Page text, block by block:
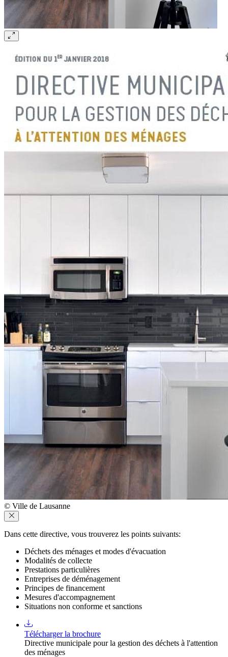
© Ville de Lausanne
Dans cette directive, vous trouverez les points suivants:
Déchets des ménages et modes d'évacuation
Modalités de collecte
Prestations particulières
Entreprises de déménagement
Principes de financement
Mesures d'accompagnement
Situations non conforme et sanctions
Télécharger la brochure
Directive municipale pour la gestion des déchets à l'attention
des ménages